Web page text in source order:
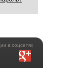
в соцсетях